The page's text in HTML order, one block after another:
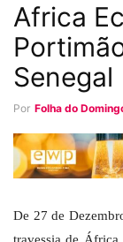
Africa
Senegal
Por Folha do
De 27 de